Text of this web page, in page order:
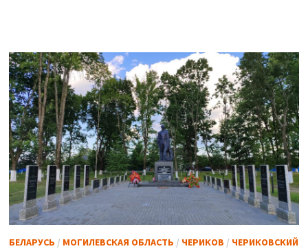
БЕЛАРУСЬ / МОГИЛЕВСКАЯ ОБЛАСТЬ / ЧЕРИКОВ / ЧЕРИКОВСКИЙ